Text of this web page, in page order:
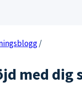
/
med dig